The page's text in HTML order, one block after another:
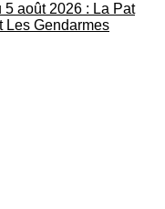
août 2026 : La Pat
Les Gendarmes